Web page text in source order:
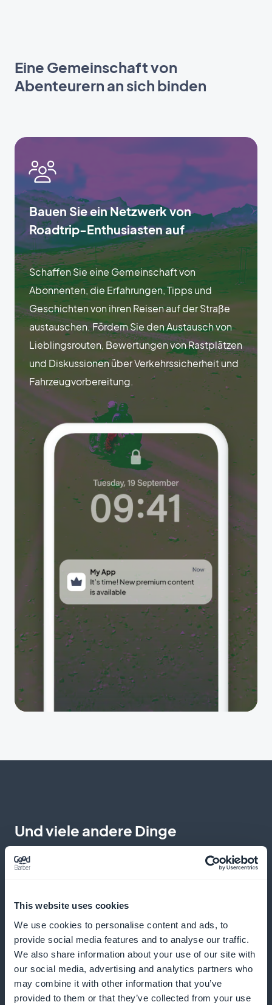
This website uses cookies
We use cookies to personalise content and ads, to
provide social media features and to analyse our traffic.
We also share information about your use of our site with
our social media, advertising and analytics partners who
may combine it with other information that you’ve
provided to them or that they’ve collected from your use
Eine Gemeinschaft von
Abenteurern an sich binden
Bauen Sie ein Netzwerk von
Roadtrip-Enthusiasten auf
Schaffen Sie eine Gemeinschaft von
Abonnenten, die Erfahrungen, Tipps und
Geschichten von ihren Reisen auf der Straße
austauschen. Fördern Sie den Austausch von
Lieblingsrouten, Bewertungen von Rastplätzen
und Diskussionen über Verkehrssicherheit und
Fahrzeugvorbereitung.
Und viele andere Dinge
Tipps für eine sichere und effiziente Fahrt
Bieten Sie Tipps zur Verkehrssicherheit, zur
Fahrzeugwartung und Strategien zur Vermeidung der